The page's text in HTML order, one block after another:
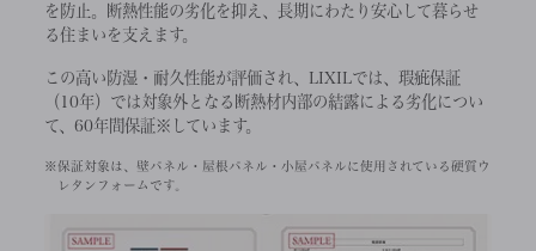
を防止。断熱性能の劣化を抑え、長期にわたり安心して暮らせ
る住まいを支えます。
この高い防湿・耐久性能が評価され、LIXILでは、瑕疵保証
（10年）では対象外となる断熱材内部の結露による劣化につい
て、60年間保証※しています。
※保証対象は、壁パネル・屋根パネル・小屋パネルに使用されている硬質ウ
レタンフォームです。